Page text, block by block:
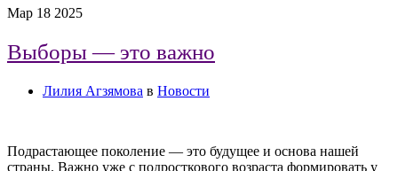
Мар 18 2025
Выборы — это важно
Лилия Агзямова в Новости
Подрастающее поколение — это будущее и основа нашей
страны. Важно уже с подросткового возраста формировать у